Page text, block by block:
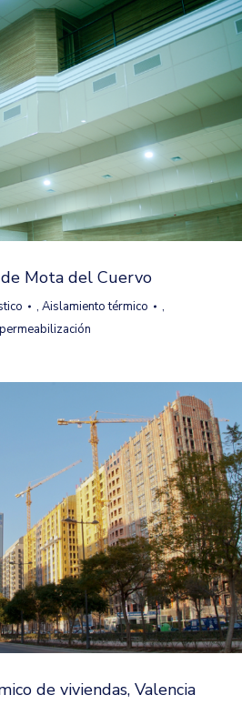
Mota del Cuervo
, Aislamiento térmico
,
de viviendas, Valencia